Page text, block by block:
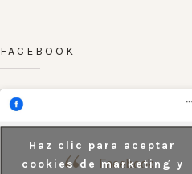
FACEBOOK
Facebook
Haz clic para aceptar
cookies de marketing y